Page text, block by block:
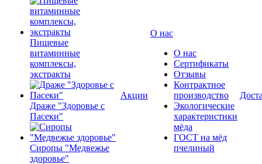
Пищевые
витаминные
комплексы,
экстракты
Драже "Здоровье с
Пасеки"
Сиропы "Медвежье
здоровье"
Акции
О нас
О нас
Сертификаты
Отзывы
Контрактное
производство
Экологические
характеристики
мёда
ГОСТ на мёд
пчелиный